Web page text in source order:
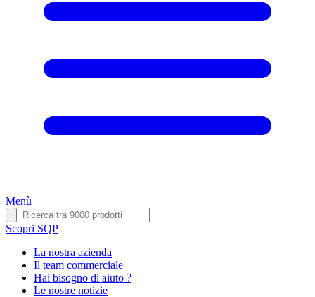
Menù
Scopri SQP
La nostra azienda
Il team commerciale
Hai bisogno di aiuto ?
Le nostre notizie